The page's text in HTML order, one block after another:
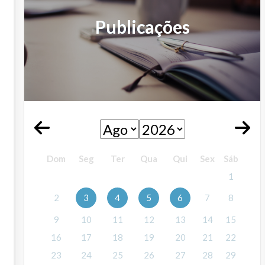
Publicações
Dom Seg Ter Qua Qui Sex
Sáb
1
2
3 4 5 6 7 8
9 10 11 12 13 14
15
16
17 18 19 20 21
22
23
24 25 26 27 28 29